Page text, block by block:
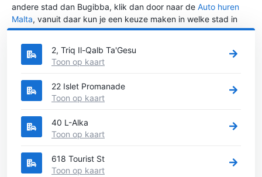
andere stad dan Bugibba, klik dan door naar de Auto huren
Malta, vanuit daar kun je een keuze maken in welke stad in
Malta je een auto huren wilt.
2, Triq Il-Qalb Ta'Gesu
Toon op kaart
22 Islet Promanade
Toon op kaart
40 L-Alka
Toon op kaart
618 Tourist St
Toon op kaart